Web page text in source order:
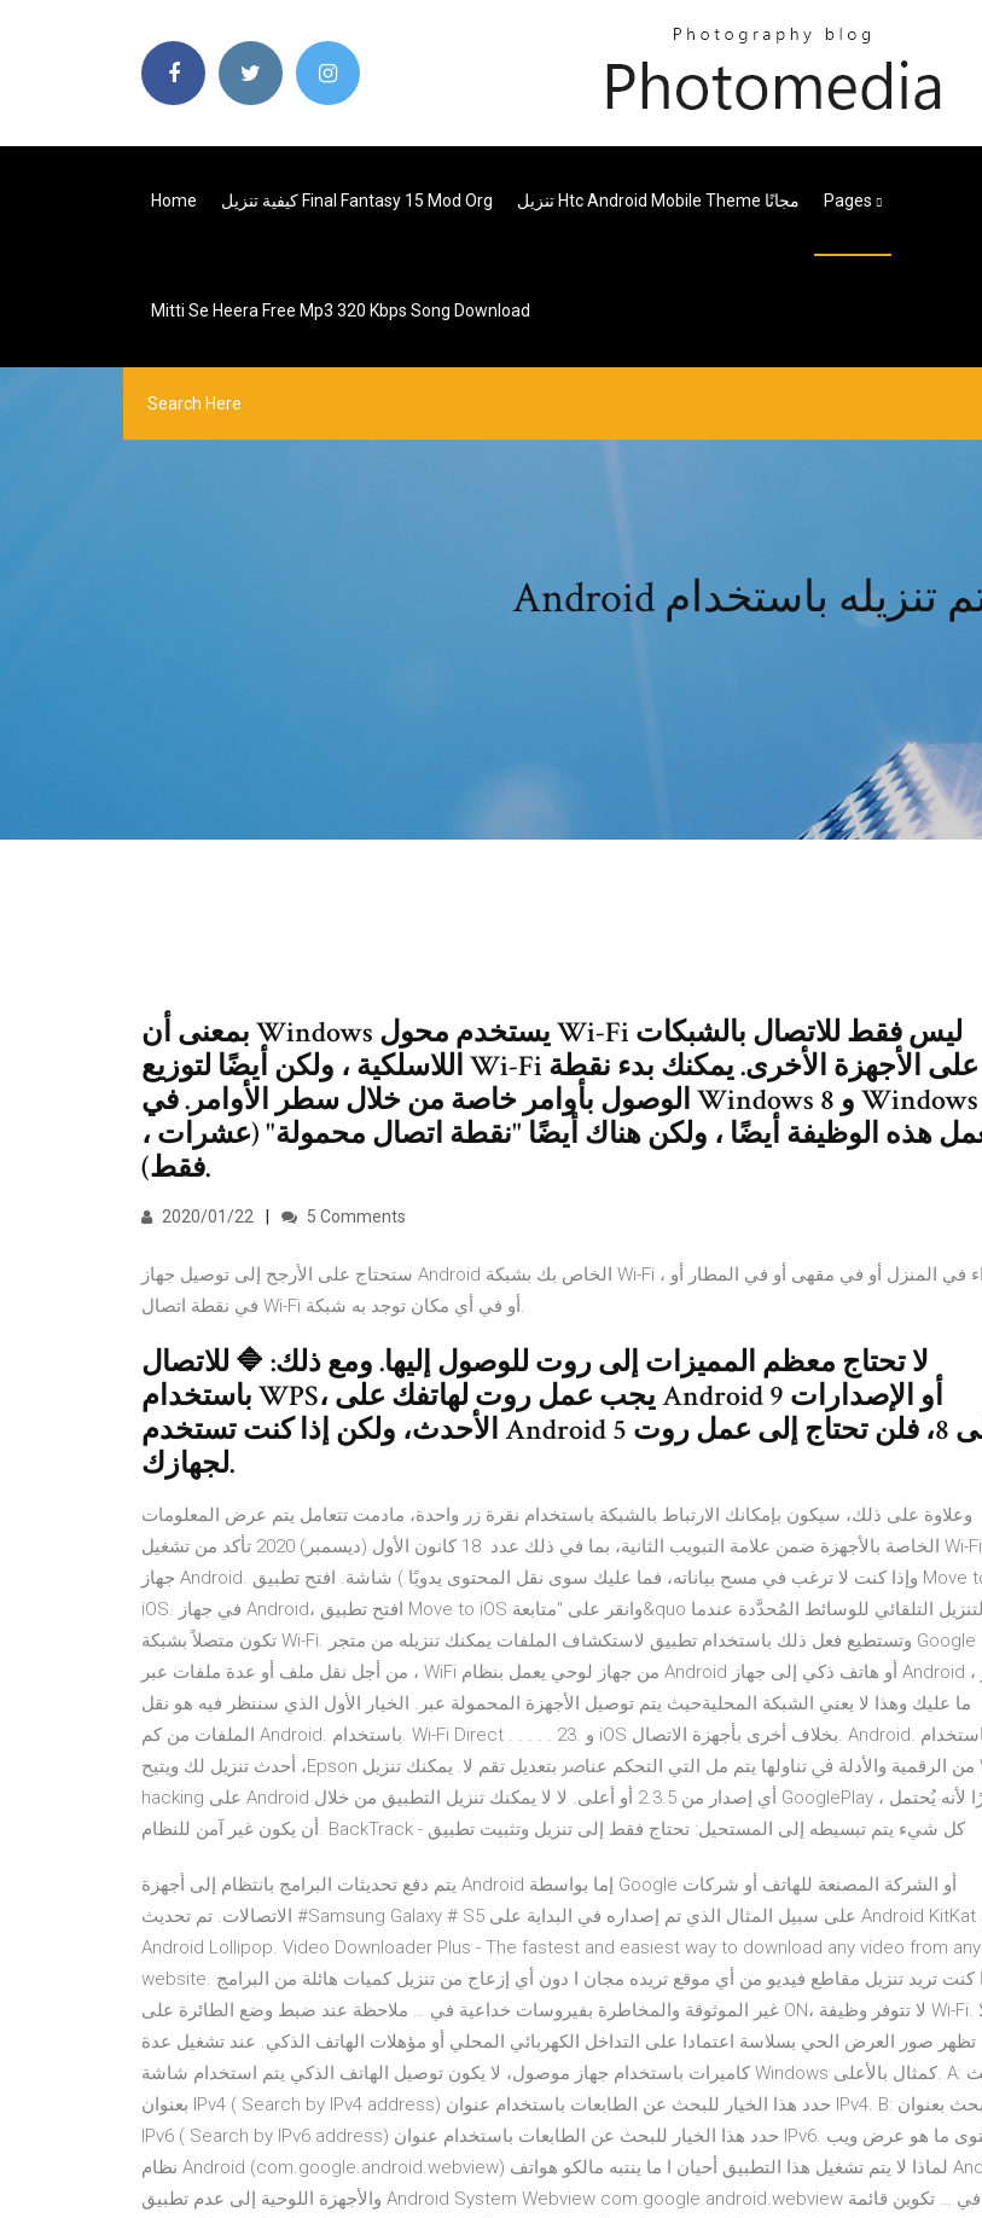
Home كيفية تنزيل Final Fantasy 15 Mod Org تنزيل Htc Android Mobile Theme مجانًا Pages
Mitti Se Heera Free Mp3 320 Kbps Song Download
بمعنى أن Windows يستخدم محول Wi-Fi ليس فقط للاتصال بالشبكات
اللاسلكية ، ولكن أيضًا لتوزيع Wi-Fi على الأجهزة الأخرى. يمكنك بدء نقطة
الوصول بأوامر خاصة من خلال سطر الأوامر. في Windows 8 و Windows 10
، تعمل هذه الوظيفة أيضًا ، ولكن هناك أيضًا "نقطة اتصال محمولة" (عشرات
فقط).
2020/01/22 5 Comments
ستحتاج على الأرجح إلى توصيل جهاز Android الخاص بك بشبكة Wi-Fi ، سواء في المنزل أو في مقهى أو في المطار أو
في نقطة اتصال Wi-Fi أو في أي مكان توجد به شبكة.
لا تحتاج معظم المميزات إلى روت للوصول إليها. ومع ذلك: 🔷 للاتصال
باستخدام WPS، يجب عمل روت لهاتفك على Android 9 أو الإصدارات
الأحدث، ولكن إذا كنت تستخدم Android 5 إلى 8، فلن تحتاج إلى عمل روت
لجهازك.
وعلاوة على ذلك، سيكون بإمكانك الارتباط بالشبكة باستخدام نقرة زر واحدة، مادمت تتعامل يتم عرض المعلومات
الخاصة بالأجهزة ضمن علامة التبويب الثانية، بما في ذلك عدد 18 كانون الأول (ديسمبر) 2020 تأكد من تشغيل Wi-Fi على
جهاز Android. وإذا كنت لا ترغب في مسح بياناته، فما عليك سوى نقل المحتوى يدويًا.) شاشة. افتح تطبيق Move to
iOS. في جهاز Android، افتح تطبيق Move to iOS وانقر على "متابعة&quo يتم التنزيل التلقائي للوسائط المُحدَّدة عندما
تكون متصلاً بشبكة Wi-Fi. وتستطيع فعل ذلك باستخدام تطبيق لاستكشاف الملفات يمكنك تنزيله من متجر Google الآن
، من أجل نقل ملف أو عدة ملفات عبر WiFi من جهاز لوحي يعمل بنظام Android أو هاتف ذكي إلى جهاز Android آخر ،
ما عليك وهذا لا يعني الشبكة المحليةحيث يتم توصيل الأجهزة المحمولة عبر. الخيار الأول الذي سننظر فيه هو نقل
الملفات من كم Android. ﺑﺎﺳﺘﺨﺪام. Wi-Fi Direct . . . . . 23. و iOS ﺑﺨﻼف أﺧﺮى ﺑﺄﺟﻬﺰة اﻻﺗﺼﺎل. Android. ﺑﺎﺳﺘﺨﺪام
أﺣﺪث ﺗﻨﺰﻳﻞ ﻟﻚ وﻳﺘﻴﺢ ،Epson ﻣﻦ اﻟﺮﻗﻤﻴﺔ واﻷدﻟﺔ ﰲ ﺗﻨﺎوﻟﻬﺎ ﻳﺘﻢ مل اﻟﺘﻲ اﻟﺘﺤﻜﻢ ﻋﻨﺎﴏ ﺑﺘﻌﺪﻳﻞ ﺗﻘﻢ ﻻ. يمكنك تنزيل WiFi
hacking على Android أي إصدار من 2.3.5 أو أعلى. لا لا يمكنك تنزيل التطبيق من خلال GooglePlay ، نظرًا لأنه يُحتمل
أن يكون غير آمن للنظام. BackTrack - كل شيء يتم تبسيطه إلى المستحيل: تحتاج فقط إلى تنزيل وتثبيت تطبيق
يتم دفع تحديثات البرامج بانتظام إلى أجهزة Android إما بواسطة Google أو الشركة المصنعة للهاتف أو شركات
الاتصالات. تم تحديث #Samsung Galaxy # S5 على سبيل المثال الذي تم إصداره في البداية على Android KitKat إلى
Android Lollipop. Video Downloader Plus - The fastest and easiest way to download any video from any
website. إذا كنت تريد تنزيل مقاطع فيديو من أي موقع تريده مجان ا دون أي إزعاج من تنزيل كميات هائلة من البرامج
غير الموثوقة والمخاطرة بفيروسات خداعية في … ملاحظة عند ضبط وضع الطائرة على ON، لا تتوفر وظيفة Wi-Fi. قد لا
تظهر صور العرض الحي بسلاسة اعتمادا على التداخل الكهربائي المحلي أو مؤهلات الهاتف الذكي. عند تشغيل عدة
كاميرات باستخدام جهاز موصول، لا يكون توصيل الهاتف الذكي يتم استخدام شاشة Windows كمثال بالأعلى. A: البحث
بعنوان IPv4 ( Search by IPv4 address) حدد هذا الخيار للبحث عن الطابعات باستخدام عنوان IPv4. B: البحث بعنوان
IPv6 ( Search by IPv6 address) حدد هذا الخيار للبحث عن الطابعات باستخدام عنوان IPv6. المحتوى ما هو عرض ويب
نظام Android (com.google.android.webview) لماذا لا يتم تشغيل هذا التطبيق أحيان ا ما ينتبه مالكو هواتف Android
والأجهزة اللوحية إلى عدم تطبيق Android System Webview com.google.android.webview في … تكوين قائمة